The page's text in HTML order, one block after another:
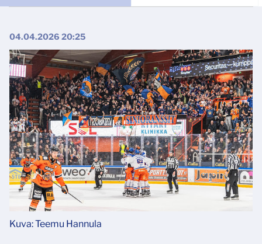
04.04.2026 20:25
Kuva: Teemu Hannula